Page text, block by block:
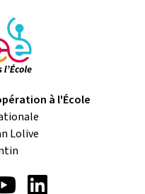
à l'École
Lolive
YouTube